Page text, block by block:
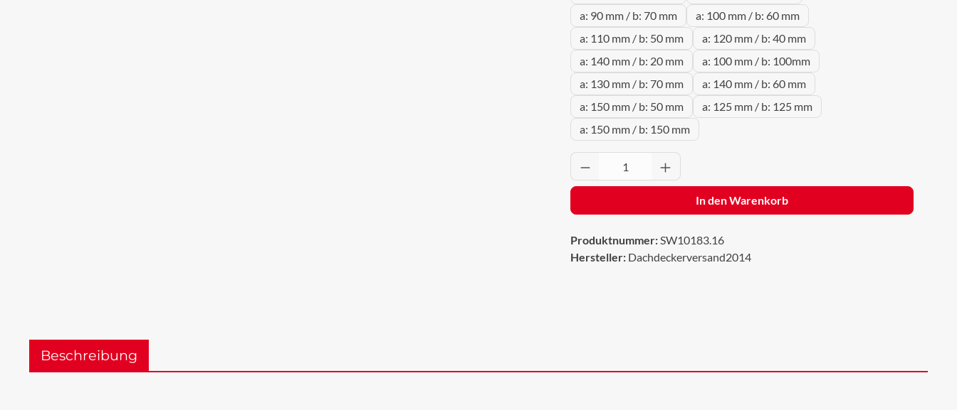
a: 90 mm / b: 70 mm
a: 100 mm / b: 60 mm
a: 110 mm / b: 50 mm
a: 120 mm / b: 40 mm
a: 140 mm / b: 20 mm
a: 100 mm / b: 100mm
a: 130 mm / b: 70 mm
a: 140 mm / b: 60 mm
a: 150 mm / b: 50 mm
a: 125 mm / b: 125 mm
a: 150 mm / b: 150 mm
Produkt Anzahl: Gib den gewünschten Wert ein
In den Warenkorb
Produktnummer:SW10183.16
Hersteller: Dachdeckerversand2014
Beschreibung